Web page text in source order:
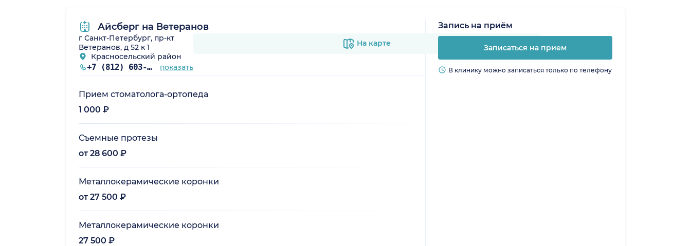
Айсберг на Ветеранов
г Санкт-Петербург, пр-кт
Ветеранов, д 52 к 1
Красносельский район
+7 (812) 603-66-34 показать
На карте
Прием стоматолога-ортопеда
1 000 ₽
Съемные протезы
от 28 600 ₽
Металлокерамические коронки
от 27 500 ₽
Металлокерамические коронки
27 500 ₽
Запись на приём
Записаться на прием
В клинику можно записаться только по телефону